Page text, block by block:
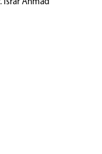
Israr Ahmad